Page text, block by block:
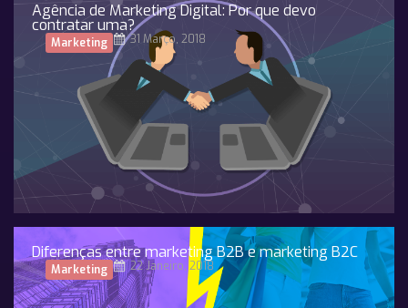
Agência de Marketing Digital: Por que devo
contratar uma?
Marketing 31 Março, 2018
Diferenças entre marketing B2B e marketing B2C
Marketing 22 Janeiro, 2018